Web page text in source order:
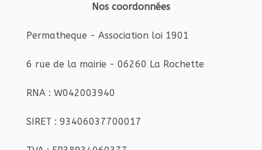
Nos coordonnées
Permatheque - Association loi 1901
6 rue de la mairie - 06260 La Rochette
RNA : W042003940
SIRET : 93406037700017